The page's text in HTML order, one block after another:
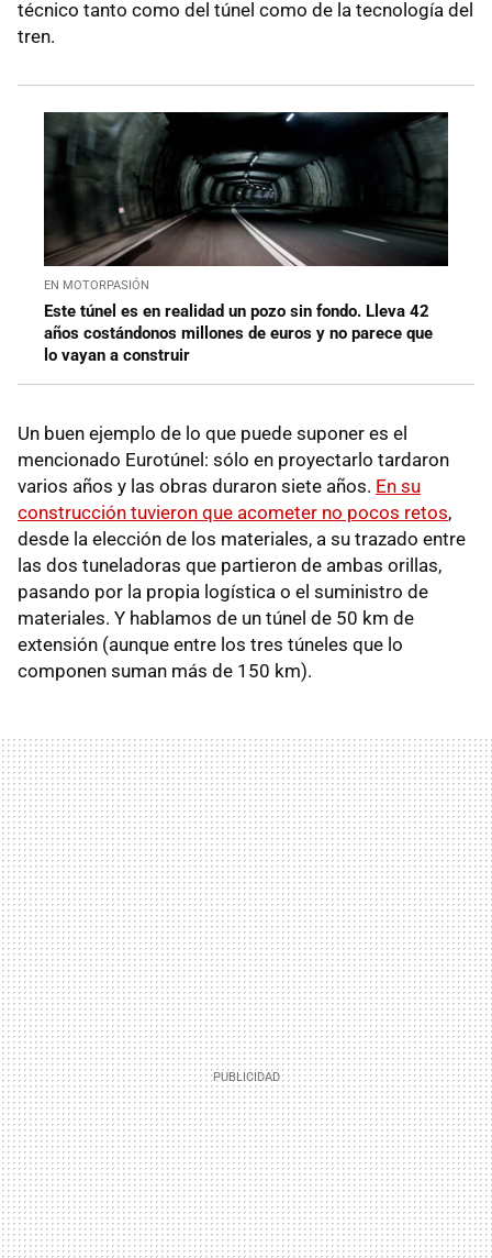
técnico tanto como del túnel como de la tecnología del
tren.
EN MOTORPASIÓN
Este túnel es en realidad un pozo sin fondo. Lleva 42
años costándonos millones de euros y no parece que
lo vayan a construir
Un buen ejemplo de lo que puede suponer es el
mencionado Eurotúnel: sólo en proyectarlo tardaron
varios años y las obras duraron siete años. En su
construcción tuvieron que acometer no pocos retos,
desde la elección de los materiales, a su trazado entre
las dos tuneladoras que partieron de ambas orillas,
pasando por la propia logística o el suministro de
materiales. Y hablamos de un túnel de 50 km de
extensión (aunque entre los tres túneles que lo
componen suman más de 150 km).